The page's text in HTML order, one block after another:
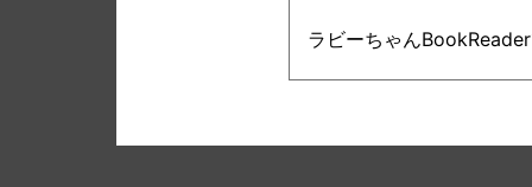
ラビーちゃん